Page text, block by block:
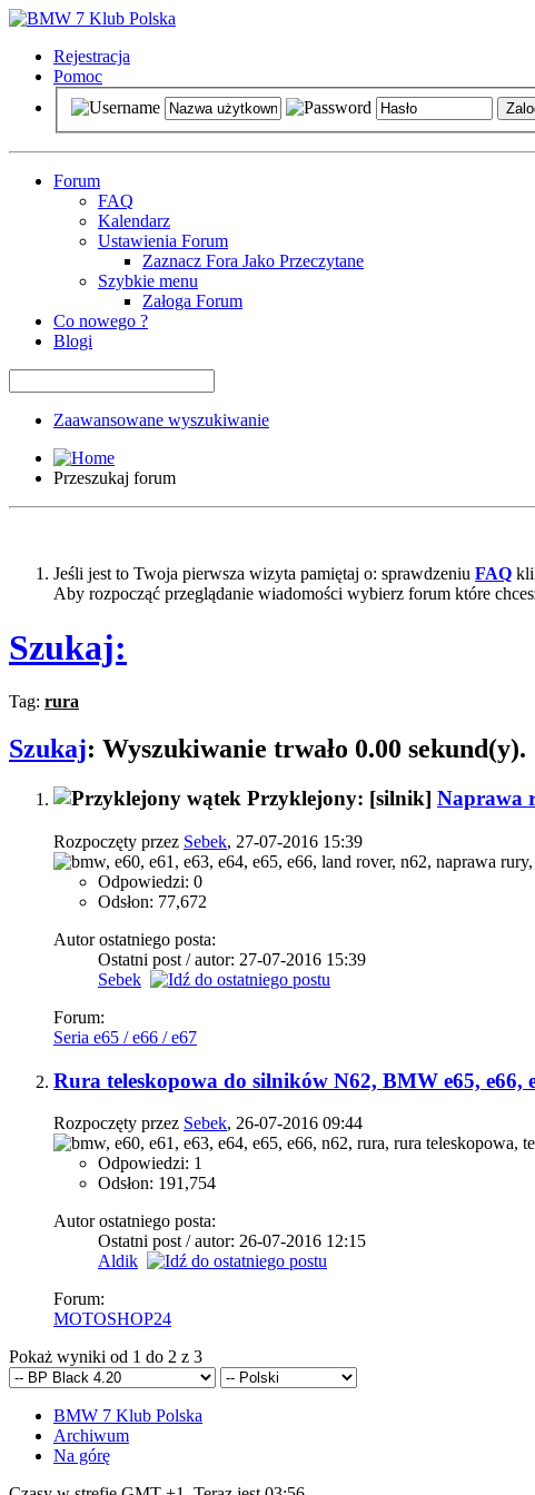
Rejestracja
Pomoc
Forum
FAQ
Kalendarz
Ustawienia Forum
Zaznacz Fora Jako Przeczytane
Szybkie menu
Załoga Forum
Co nowego ?
Blogi
Zaawansowane wyszukiwanie
Przeszukaj forum
Jeśli jest to Twoja pierwsza wizyta pamiętaj o: sprawdzeniu FAQ
Aby rozpocząć przeglądanie wiadomości wybierz forum które
Szukaj:
Tag: rura
Szukaj: Wyszukiwanie trwało 0.00 sekund(y).
Przyklejony: [silnik] Naprawa
Rozpoczęty przez Sebek, 27-07-2016 15:39
Odpowiedzi: 0
Odsłon: 77,672
Autor ostatniego posta:
Ostatni post / autor: 27-07-2016 15:39
Sebek
Forum:
Seria e65 / e66 / e67
Rura teleskopowa do silników N62, BMW e65, e66,
Rozpoczęty przez Sebek, 26-07-2016 09:44
Odpowiedzi: 1
Odsłon: 191,754
Autor ostatniego posta:
Ostatni post / autor: 26-07-2016 12:15
Aldik
Forum:
MOTOSHOP24
Pokaż wyniki od 1 do 2 z 3
BMW 7 Klub Polska
Archiwum
Na górę